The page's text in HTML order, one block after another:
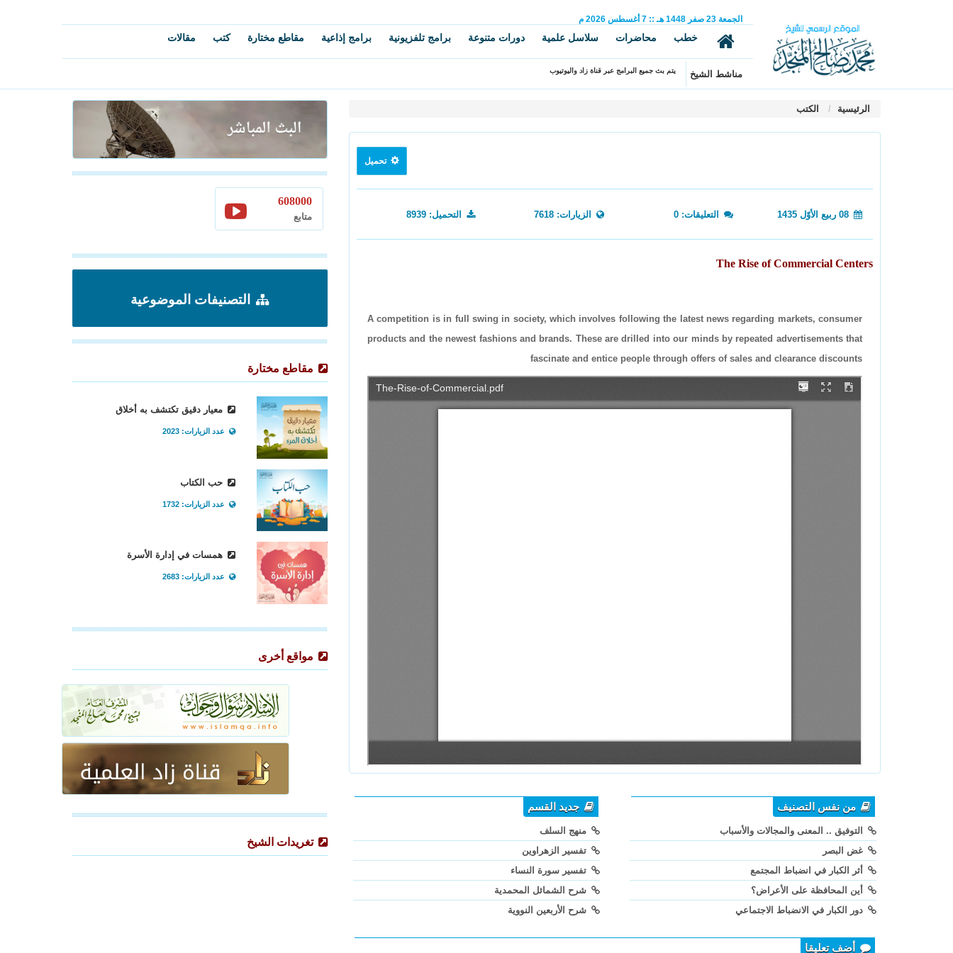
الجمعة 23 صفر 1448 هـ ::
7 أغسطس 2026 م
خطب محاضرات سلاسل علمية دورات متنوعة برامج تلفزيونية برامج إذاعية مقاطع مختارة كتب مقالات
مناشط الشيخ يتم بث جميع البرامج عبر قناة زاد واليوتيوب
الرئيسية الكتب
تحميل
التعليقات: 0 الزيارات: 7618 التحميل: 8939
The Rise of Commercial Centers
A competition is in full swing in society, which involves following the latest news regarding markets, consumer
products and the newest fashions and brands. These are drilled into our minds by repeated advertisements that
fascinate and entice people through offers of sales and clearance discounts
من نفس التصنيف
التوفيق .. المعنى والمجالات والأسباب
غض البصر
أثر الكبار في انضباط المجتمع
أين المحافظة على الأعراض؟
دور الكبار في الانضباط الاجتماعي
جديد القسم
منهج السلف
تفسير الزهراوين
تفسير سورة النساء
شرح الشمائل المحمدية
شرح الأربعين النووية
أضف تعليقا
608000
متابع
التصنيفات الموضوعية
مقاطع مختارة
معيار دقيق تكتشف به أخلاق
عدد الزيارات: 2023
حب الكتاب
عدد الزيارات: 1732
همسات في إدارة الأسرة
عدد الزيارات: 2683
مواقع أخرى
تغريدات الشيخ